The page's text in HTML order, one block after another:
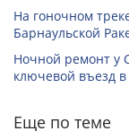
На гоночном
Барнаульской
Ночной ремонт у
ключевой въезд в
Еще по теме